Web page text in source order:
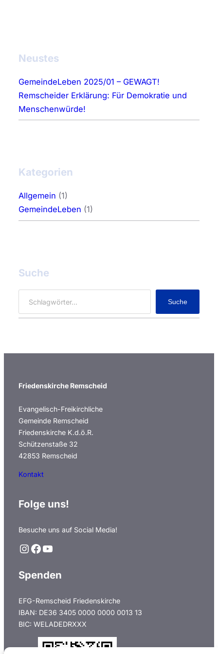
Neustes
GemeindeLeben 2025/01 – GEWAGT!
Remscheider Erklärung: Für Demokratie und
Menschenwürde!
Kategorien
Allgemein (1)
GemeindeLeben (1)
Suche
Suche
Friedenskirche Remscheid
Evangelisch-Freikirchliche
Gemeinde Remscheid
Friedenskirche K.d.ö.R.
Schützenstaße 32
42853 Remscheid
Kontakt
Folge uns!
Besuche uns auf Social Media!
Instagram Facebook YouTube
Spenden
EFG-Remscheid Friedenskirche
IBAN: DE36 3405 0000 0000 0013 13
BIC: WELADEDRXXX